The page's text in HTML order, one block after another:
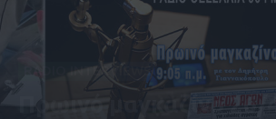
RADIO INTERVIEWS
Πρωινό μαγκαζίνο 26/